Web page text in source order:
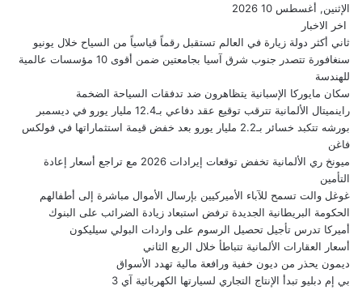
الإثنين, أغسطس 10 2026
اخر الاخبار
ثاني أكثر دولة زيارة في العالم تستقبل رقماً قياسياً من السياح خلال يونيو
سنغافورة تتصدر جنوب شرق آسيا بجامعتين ضمن أقوى 10 مؤسسات عالمية
للهندسة
سكان مايوركا الإسبانية يتظاهرون ضد تدفقات السياحة الضخمة
راينميتال الألمانية تترقب توقيع عقد دفاعي بـ12.4 مليار يورو في ديسمبر
بورشه تتكبد خسائر بـ2.2 مليار يورو بعد خفض قيمة استثماراتها في فولكس
فاغن
ميونخ ري الألمانية تخفض توقعات إيرادات 2026 مع تراجع أسعار إعادة
التأمين
غوغل والت تسمح للآباء الأميركيين بإرسال الأموال مباشرة إلى أطفالهم
الحكومة البريطانية الجديدة ترفض استبعاد زيادة الضرائب على البنوك
أميركا تدرس تأجيل تحصيل الرسوم على واردات البولي سيليكون
أسعار العقارات الألمانية تتباطأ خلال الربع الثاني
ديمون يحذر من ديون خفية ورافعة مالية تهدد الأسواق
بي إم دبليو تبدأ الإنتاج التجاري لسيارتها الكهربائية آي 3